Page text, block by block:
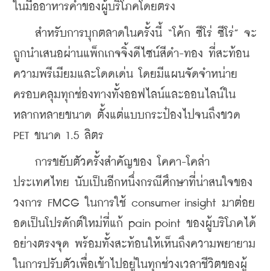
ในมื้ออาหารค่ำของผู้บริโภคโดยตรง
สำหรับการบุกตลาดในครั้งนี้ “โค้ก ซีโร่ ซีโร่” จะ
ถูกนำเสนอผ่านแพ็กเกจจิ้งดีไซน์สีดำ-ทอง ที่สะท้อน
ความพรีเมียมและโดดเด่น โดยมีแผนจัดจำหน่าย
ครอบคลุมทุกช่องทางทั้งออฟไลน์และออนไลน์ใน
หลากหลายขนาด ตั้งแต่แบบกระป๋องไปจนถึงขวด
PET ขนาด 1.5 ลิตร
การขยับตัวครั้งสำคัญของ โคคา-โคล่า
ประเทศไทย นับเป็นอีกหนึ่งกรณีศึกษาที่น่าสนใจของ
วงการ FMCG ในการใช้ consumer insight มาต่อย
อดเป็นโปรดักต์ใหม่ที่แก้ pain point ของผู้บริโภคได้
อย่างตรงจุด พร้อมทั้งสะท้อนให้เห็นถึงความพยายาม
ในการปรับตัวเพื่อเข้าไปอยู่ในทุกช่วงเวลาชีวิตของผู้